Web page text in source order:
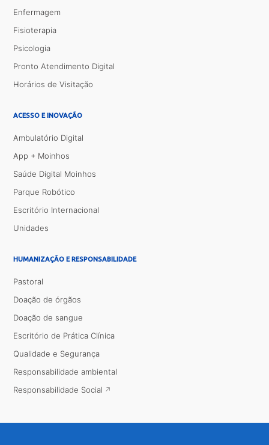
Enfermagem
Fisioterapia
Psicologia
Pronto Atendimento Digital
Horários de Visitação
ACESSO E INOVAÇÃO
Ambulatório Digital
App + Moinhos
Saúde Digital Moinhos
Parque Robótico
Escritório Internacional
Unidades
HUMANIZAÇÃO E RESPONSABILIDADE
Pastoral
Doação de órgãos
Doação de sangue
Escritório de Prática Clínica
Qualidade e Segurança
Responsabilidade ambiental
Responsabilidade Social